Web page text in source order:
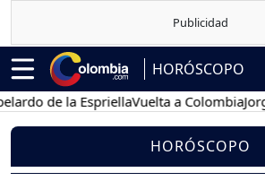
HORÓSCOPO
de la EspriellaVuelta a ColombiaJorge
HORÓSCOPO